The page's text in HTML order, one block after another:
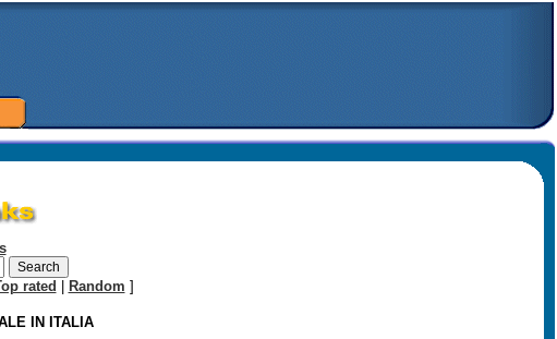
rated Random ]
IN ITALIA